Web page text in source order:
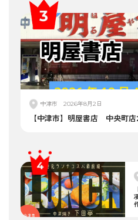
中津市 2026年8月2日
【中津市】明屋書店 中央町